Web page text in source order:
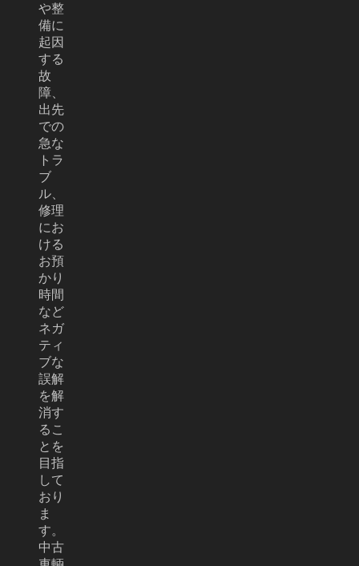
や整
備に
起因
する
故
障、
出先
での
急な
トラ
ブ
ル、
修理
にお
ける
お預
かり
時間
など
ネガ
ティ
ブな
誤解
を解
消す
るこ
とを
目指
して
おり
ま
す。
中古